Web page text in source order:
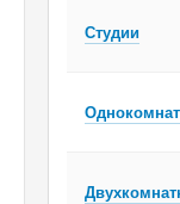
Студии